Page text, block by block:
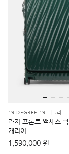
19 DEGREE 19 디그리
라지 프론트 액세스
캐리어
1,590,000 원